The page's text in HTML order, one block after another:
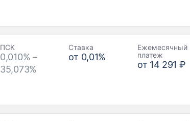
ПСК
0,010% –
35,073%
Ставка
от 0,01%
Ежемесячный
платеж
от 14 291 ₽